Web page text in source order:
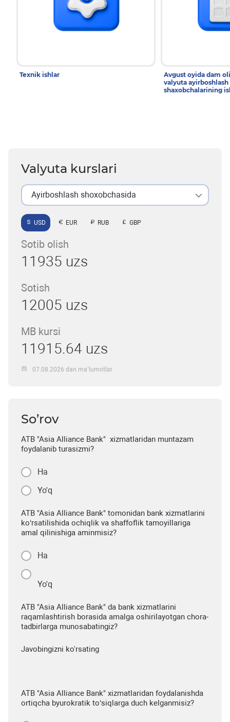
Texnik ishlar
Avgust oyida dam
valyuta ayirboshlash
shaxobchalarining
Valyuta kurslari
Ayirboshlash shoxobchasida
USD EUR RUB GBP
Sotib olish
11935 uzs
Sotish
12005 uzs
MB kursi
11915.64 uzs
07.08.2026 dan ma’lumotlar
So’rov
ATB "Asia Alliance Bank" xizmatlaridan muntazam
foydalanib turasizmi?
Ha
Yo'q
ATB "Asia Alliance Bank" tomonidan bank xizmatlarini
ko‘rsatilishida ochiqlik va shaffoflik tamoyillariga
amal qilinishiga aminmisiz?
Ha
Yo'q
ATB "Asia Alliance Bank" da bank xizmatlarini
raqamlashtirish borasida amalga oshirilayotgan chora-
tadbirlarga munosabatingiz?
Javobingizni ko'rsating
ATB "Asia Alliance Bank" xizmatlaridan foydalanishda
ortiqcha byurokratik to‘siqlarga duch kelganmisiz?